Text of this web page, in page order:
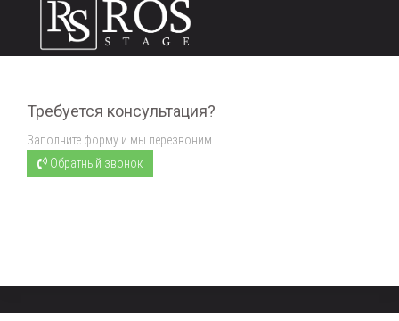
Требуется консультация?
Заполните форму и мы перезвоним.
Обратный звонок